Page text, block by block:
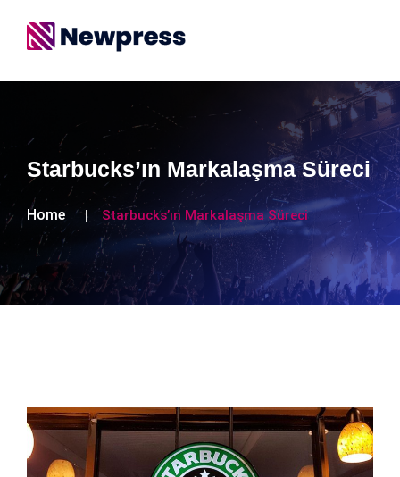
Starbucks’ın Markalaşma Süreci
Home Starbucks’ın Markalaşma Süreci